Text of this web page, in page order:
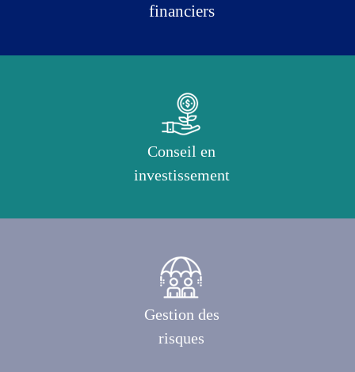
financiers
Conseil en
investissement
Gestion des
risques